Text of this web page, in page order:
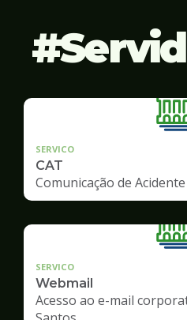
SERVICO
CAT
Comunicação de
SERVICO
Webmail
Acesso ao e-mail